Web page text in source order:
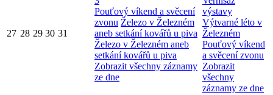
27 28 29 30 31
Pouťový víkend a svěcení
zvonu Železo v Železném
aneb setkání kovářů u piva
Železo v Železném aneb
setkání kovářů u piva
Zobrazit všechny záznamy
ze dne
výstavy
Výtvarné léto v
Železném
Pouťový víkend
a svěcení zvonu
Zobrazit
všechny
záznamy ze dne